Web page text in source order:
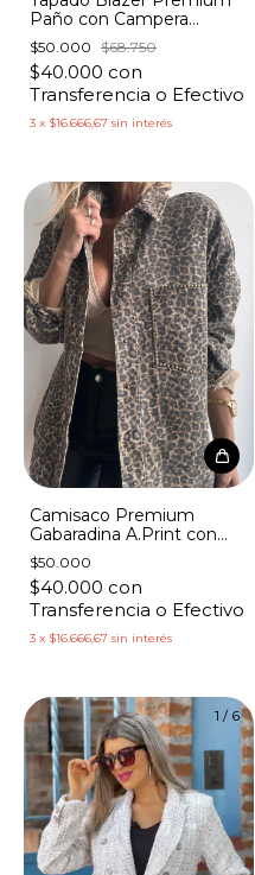
Paño con Campera
Algodón con Capucha
$50.000 $68.750
$40.000 con
Transferencia o Efectivo
3 x $16.666,67 sin interés
Camisaco Premium
Gabaradina A.Print con
Tachas
$50.000
$40.000 con
Transferencia o Efectivo
3 x $16.666,67 sin interés
1 / 6